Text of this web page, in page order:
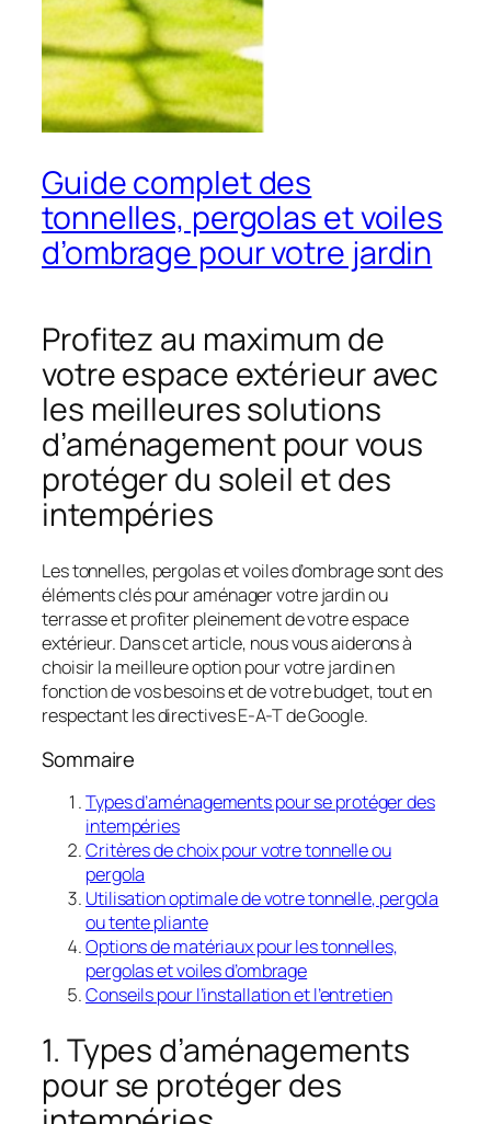
Guide complet des
tonnelles, pergolas et voiles
d’ombrage pour votre jardin
Profitez au maximum de
votre espace extérieur avec
les meilleures solutions
d’aménagement pour vous
protéger du soleil et des
intempéries
Les tonnelles, pergolas et voiles d’ombrage sont des
éléments clés pour aménager votre jardin ou
terrasse et profiter pleinement de votre espace
extérieur. Dans cet article, nous vous aiderons à
choisir la meilleure option pour votre jardin en
fonction de vos besoins et de votre budget, tout en
respectant les directives E-A-T de Google.
Sommaire
Types d’aménagements pour se protéger des
intempéries
Critères de choix pour votre tonnelle ou
pergola
Utilisation optimale de votre tonnelle, pergola
ou tente pliante
Options de matériaux pour les tonnelles,
pergolas et voiles d’ombrage
Conseils pour l’installation et l’entretien
1. Types d’aménagements
pour se protéger des